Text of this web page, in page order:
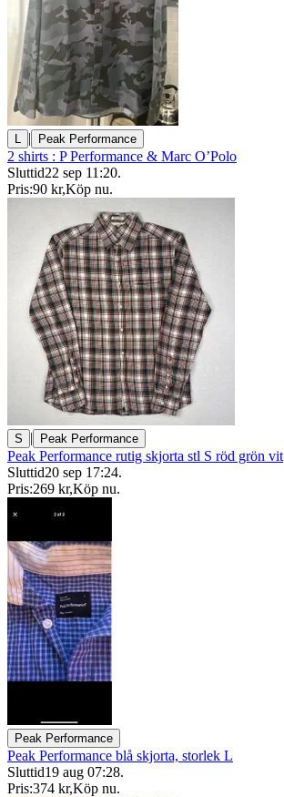
L | Peak Performance
2 shirts : P Performance & Marc O’Polo
Sluttid22 sep 11:20.
Pris:90 kr,Köp nu.
S | Peak Performance
Peak Performance rutig skjorta stl S röd grön vit
Sluttid20 sep 17:24.
Pris:269 kr,Köp nu.
Peak Performance
Peak Performance blå skjorta, storlek L
Sluttid19 aug 07:28.
Pris:374 kr,Köp nu.